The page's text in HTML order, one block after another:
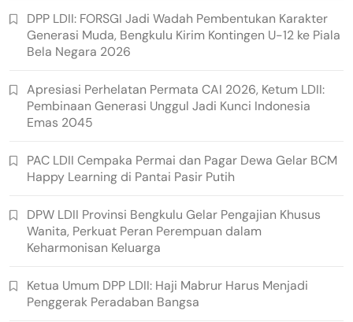
DPP LDII: FORSGI Jadi Wadah Pembentukan Karakter
Generasi Muda, Bengkulu Kirim Kontingen U-12 ke Piala
Bela Negara 2026
Apresiasi Perhelatan Permata CAI 2026, Ketum LDII:
Pembinaan Generasi Unggul Jadi Kunci Indonesia
Emas 2045
PAC LDII Cempaka Permai dan Pagar Dewa Gelar BCM
Happy Learning di Pantai Pasir Putih
DPW LDII Provinsi Bengkulu Gelar Pengajian Khusus
Wanita, Perkuat Peran Perempuan dalam
Keharmonisan Keluarga
Ketua Umum DPP LDII: Haji Mabrur Harus Menjadi
Penggerak Peradaban Bangsa